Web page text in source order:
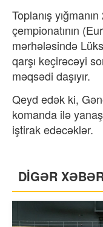
Toplanış
çempionatının
mərhələsində
qarşı keçirəcəyi
məqsədi daşıyır.
Qeyd edək ki,
komanda ilə
iştirak edəcəklər.
DİGƏR